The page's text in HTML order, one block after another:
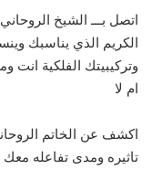
اتصل بـــ الشيخ
الكريم الذي يناسبك
وتركيبيتك الفلكية
ام لا
اكشف عن الخاتم
تاثيره ومدى تفاعله